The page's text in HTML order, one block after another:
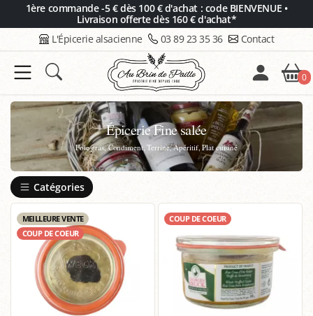
1ère commande -5 € dès 100 € d'achat : code BIENVENUE •
Livraison offerte dès 160 € d'achat*
L'Épicerie alsacienne 03 89 23 35 36 Contact
0
Épicerie Fine salée
Foie gras, Condiment, Terrine, Apéritif, Plat cuisiné
Catégories
MEILLEURE VENTE
COUP DE COEUR
COUP DE COEUR
Panneau de gestion des cookies